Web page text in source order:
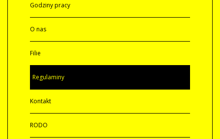
Godziny pracy
O nas
Filie
Regulaminy
Kontakt
RODO